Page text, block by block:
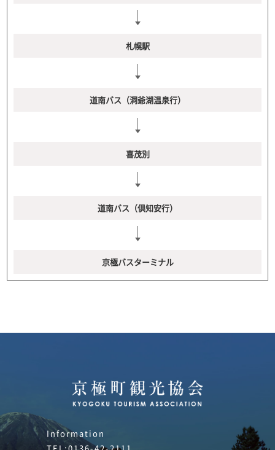
札幌駅
道南バス（洞爺湖温泉行）
喜茂別
道南バス（倶知安行）
京極バスターミナル
Information